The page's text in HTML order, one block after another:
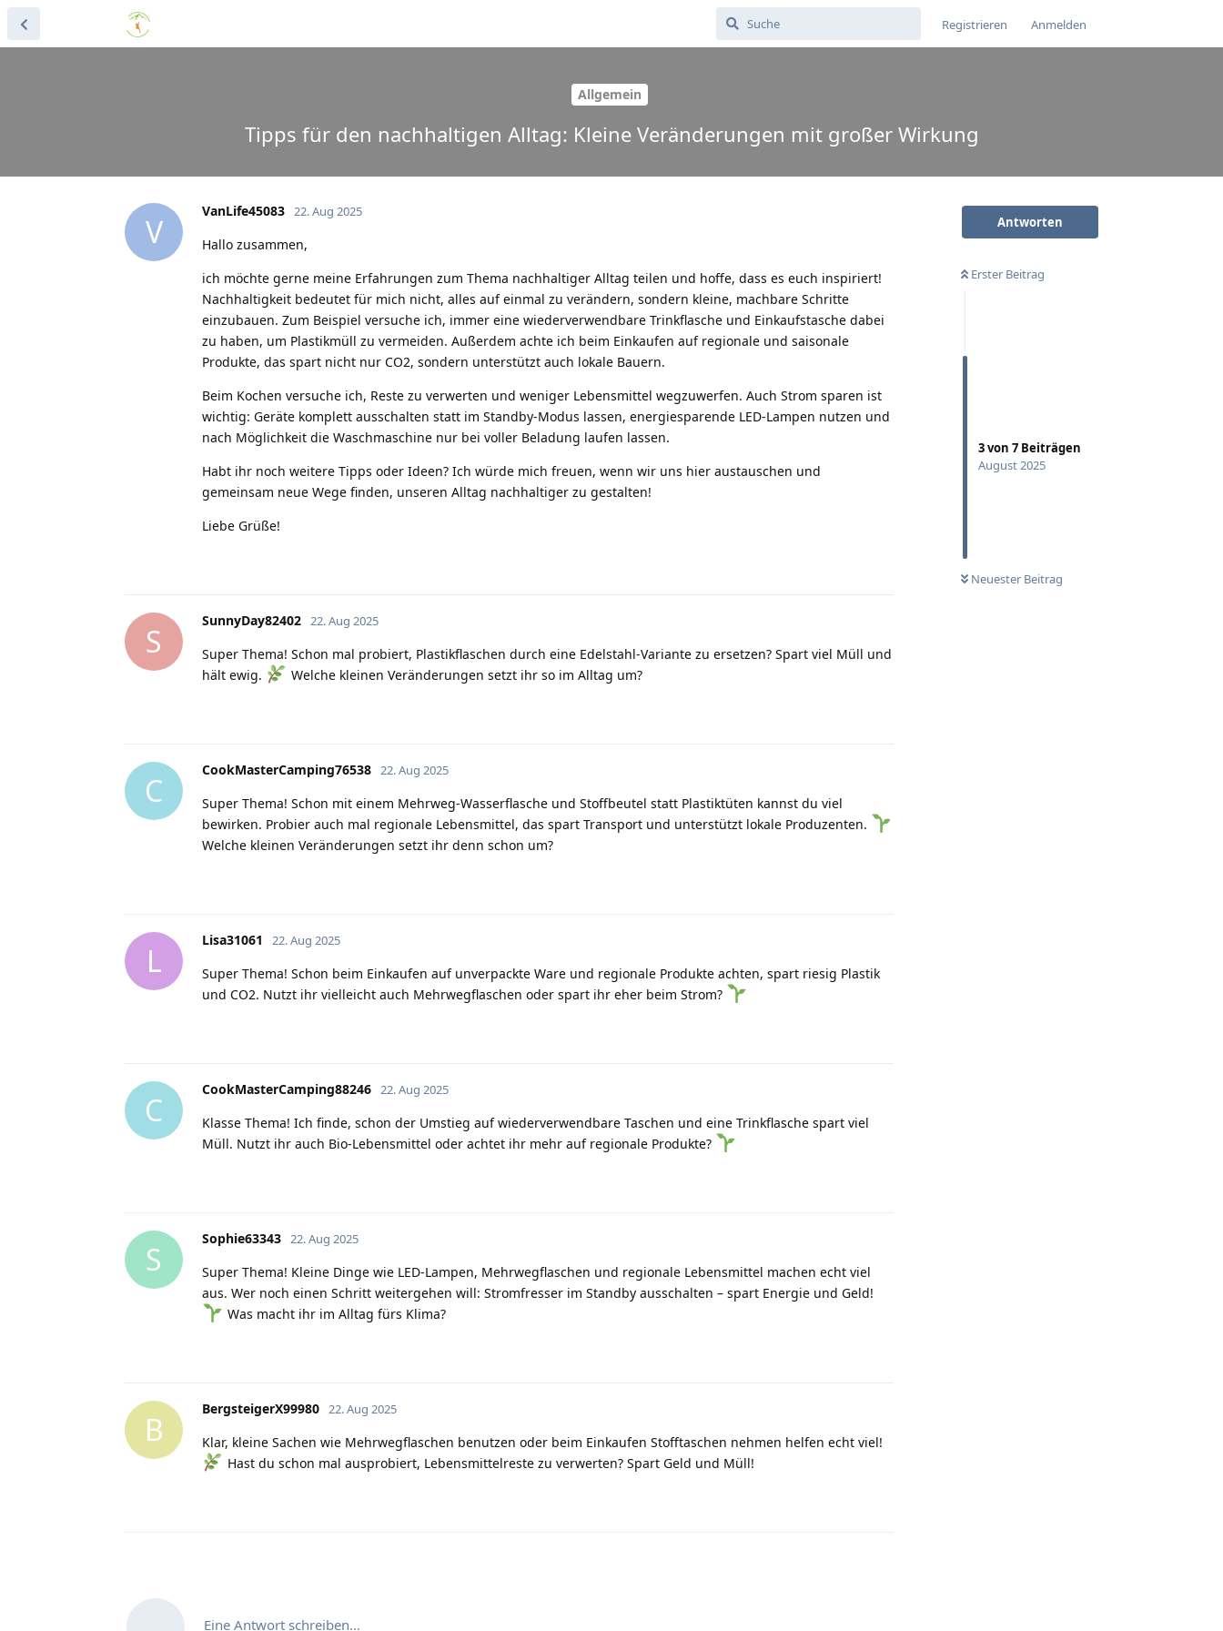
Registrieren Anmelden
Allgemein
Tipps für den nachhaltigen Alltag: Kleine Veränderungen mit großer Wirkung
Antworten
Erster Beitrag
3von 7 Beiträgen
August 2025
Neuester Beitrag
V
VanLife45083 22. Aug 2025
Hallo zusammen,
ich möchte gerne meine Erfahrungen zum Thema nachhaltiger Alltag teilen und hoffe, dass es euch inspiriert!
Nachhaltigkeit bedeutet für mich nicht, alles auf einmal zu verändern, sondern kleine, machbare Schritte
einzubauen. Zum Beispiel versuche ich, immer eine wiederverwendbare Trinkflasche und Einkaufstasche dabei
zu haben, um Plastikmüll zu vermeiden. Außerdem achte ich beim Einkaufen auf regionale und saisonale
Produkte, das spart nicht nur CO2, sondern unterstützt auch lokale Bauern.
Beim Kochen versuche ich, Reste zu verwerten und weniger Lebensmittel wegzuwerfen. Auch Strom sparen ist
wichtig: Geräte komplett ausschalten statt im Standby-Modus lassen, energiesparende LED-Lampen nutzen und
nach Möglichkeit die Waschmaschine nur bei voller Beladung laufen lassen.
Habt ihr noch weitere Tipps oder Ideen? Ich würde mich freuen, wenn wir uns hier austauschen und
gemeinsam neue Wege finden, unseren Alltag nachhaltiger zu gestalten!
Liebe Grüße!
S
SunnyDay82402 22. Aug 2025
Super Thema! Schon mal probiert, Plastikflaschen durch eine Edelstahl-Variante zu ersetzen? Spart viel Müll und
hält ewig.
Welche kleinen Veränderungen setzt ihr so im Alltag um?
C
CookMasterCamping76538 22. Aug 2025
Super Thema! Schon mit einem Mehrweg-Wasserflasche und Stoffbeutel statt Plastiktüten kannst du viel
bewirken. Probier auch mal regionale Lebensmittel, das spart Transport und unterstützt lokale Produzenten.
Welche kleinen Veränderungen setzt ihr denn schon um?
L
Lisa31061 22. Aug 2025
Super Thema! Schon beim Einkaufen auf unverpackte Ware und regionale Produkte achten, spart riesig Plastik
und CO2. Nutzt ihr vielleicht auch Mehrwegflaschen oder spart ihr eher beim Strom?
C
CookMasterCamping88246 22. Aug 2025
Klasse Thema! Ich finde, schon der Umstieg auf wiederverwendbare Taschen und eine Trinkflasche spart viel
Müll. Nutzt ihr auch Bio-Lebensmittel oder achtet ihr mehr auf regionale Produkte?
S
Sophie63343 22. Aug 2025
Super Thema! Kleine Dinge wie LED-Lampen, Mehrwegflaschen und regionale Lebensmittel machen echt viel
aus. Wer noch einen Schritt weitergehen will: Stromfresser im Standby ausschalten – spart Energie und Geld!
Was macht ihr im Alltag fürs Klima?
B
BergsteigerX99980 22. Aug 2025
Klar, kleine Sachen wie Mehrwegflaschen benutzen oder beim Einkaufen Stofftaschen nehmen helfen echt viel!
Hast du schon mal ausprobiert, Lebensmittelreste zu verwerten? Spart Geld und Müll!
Eine Antwort schreiben…